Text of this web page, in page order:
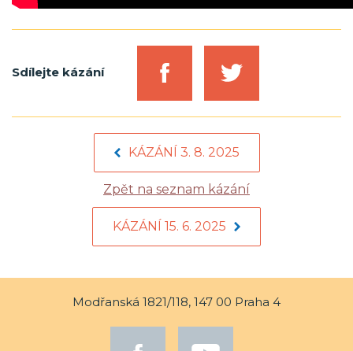
Sdílejte kázání
KÁZÁNÍ 3. 8. 2025
Zpět na seznam kázání
KÁZÁNÍ 15. 6. 2025
Modřanská 1821/118, 147 00 Praha 4